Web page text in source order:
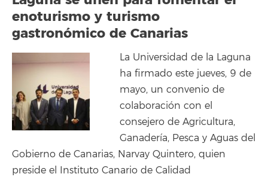
enoturismo y turismo
gastronómico de Canarias
La Universidad de la Laguna
ha firmado este jueves, 9 de
mayo, un convenio de
colaboración con el
consejero de Agricultura,
Ganadería, Pesca y Aguas del
Gobierno de Canarias, Narvay Quintero, quien
preside el Instituto Canario de Calidad